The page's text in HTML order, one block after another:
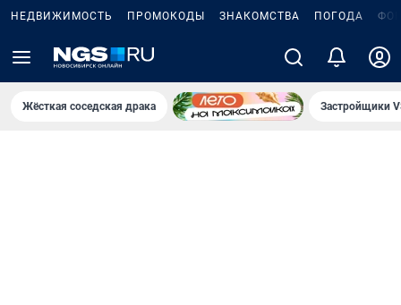
НЕДВИЖИМОСТЬ ПРОМОКОДЫ ЗНАКОМСТВА ПОГОДА
Жёсткая соседская драка Застройщики